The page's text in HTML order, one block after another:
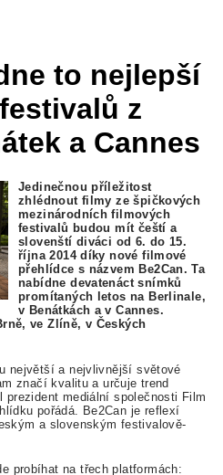
to nejlepší
z
a Cannes
Jedinečnou příležitost
zhlédnout filmy ze špičkových
mezinárodních filmových
festivalů budou mít čeští a
slovenští diváci od 6. do 15.
října 2014 díky nové filmové
přehlídce s názvem Be2Can. Ta
nabídne devatenáct snímků
promítaných letos na Berlinale,
v Benátkách a v Cannes.
ve Zlíně, v Českých
největší a nejvlivnější světové
značí kvalitu a určuje trend
prezident mediální společnosti Film
pořádá. Be2Can je reflexí
a slovenským festivalově-
probíhat na třech platformách: